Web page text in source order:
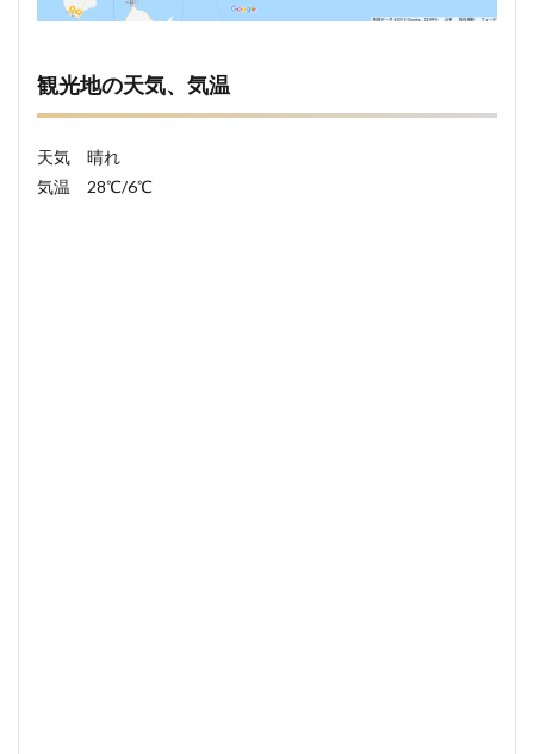
観光地の天気、気温
天気 晴れ
気温 28℃/6℃